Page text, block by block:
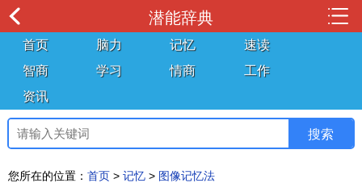
潜能辞典
首页 脑力 记忆
速读
智商
学习 情商
工作
资讯
您所在的位置： 首页 > 记忆 > 图像记忆法